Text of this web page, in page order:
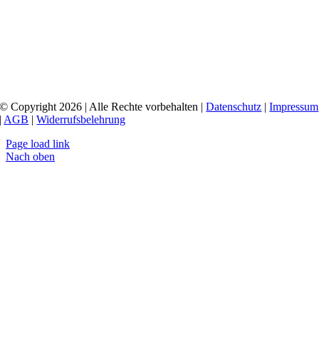
© Copyright 2026 | Alle Rechte vorbehalten |Datenschutz |Impressum
| AGB |Widerrufsbelehrung
Page load link
Nach oben